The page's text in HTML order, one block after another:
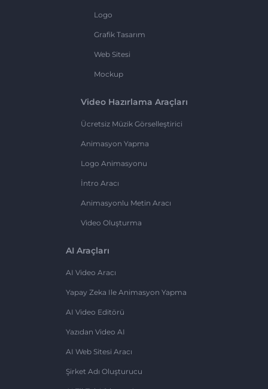
Logo
Grafik Tasarım
Web Sitesi
Mockup
Video Hazırlama Araçları
Ücretsiz Müzik Görselleştirici
Animasyon Yapma
Logo Animasyonu
İntro Aracı
Animasyonlu Metin Aracı
Video Oluşturma
AI Araçları
AI Video Aracı
Yapay Zeka Ile Animasyon Yapma
AI Video Editörü
Yazıdan Video AI
AI Web Sitesi Aracı
Şirket Adı Oluşturucu